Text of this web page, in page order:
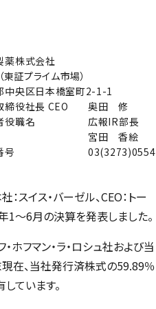
薬株式会社
東証プライム市場）
中央区日本橋室町2-1-1
締役社長 CEO
奥田 修
役職名
広報IR部長
宮田 香絵
号
03(3273)0554
：スイス・バーゼル、CEO：トー
1～6月の決算を発表しました。
ホフマン・ラ・ロシュ社および当
在、当社発行済株式の59.89％
ています。